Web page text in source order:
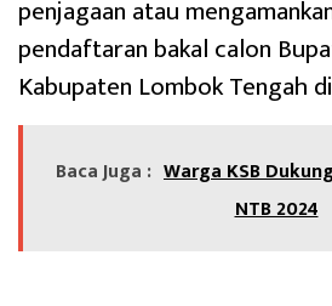
penjagaan atau
pendaftaran bakal calon
Kabupaten Lombok Tengah
Baca Juga : Warga KSB
NTB 2024